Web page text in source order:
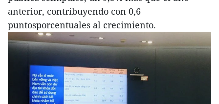
anterior, contribuyendo con 0,6
puntosporcentuales al crecimiento.